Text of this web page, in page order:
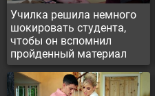
Училка решила немного
шокировать студента,
чтобы он вспомнил
пройденный материал